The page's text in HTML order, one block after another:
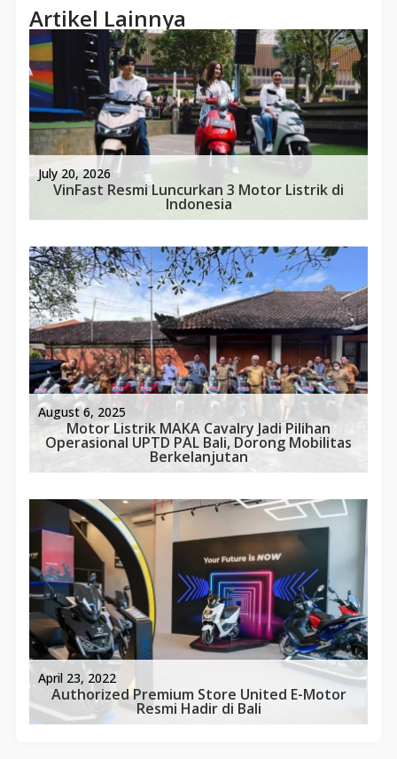
Artikel Lainnya
July 20, 2026
VinFast Resmi Luncurkan 3 Motor Listrik di
Indonesia
August 6, 2025
Motor Listrik MAKA Cavalry Jadi Pilihan
Operasional UPTD PAL Bali, Dorong Mobilitas
Berkelanjutan
April 23, 2022
Authorized Premium Store United E-Motor
Resmi Hadir di Bali